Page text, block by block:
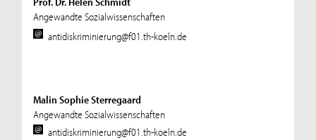
Angewandte Sozialwissenschaften
antidiskriminierung@f01.th-koeln.de
Malin Sophie Sterregaard
Angewandte Sozialwissenschaften
antidiskriminierung@f01.th-koeln.de